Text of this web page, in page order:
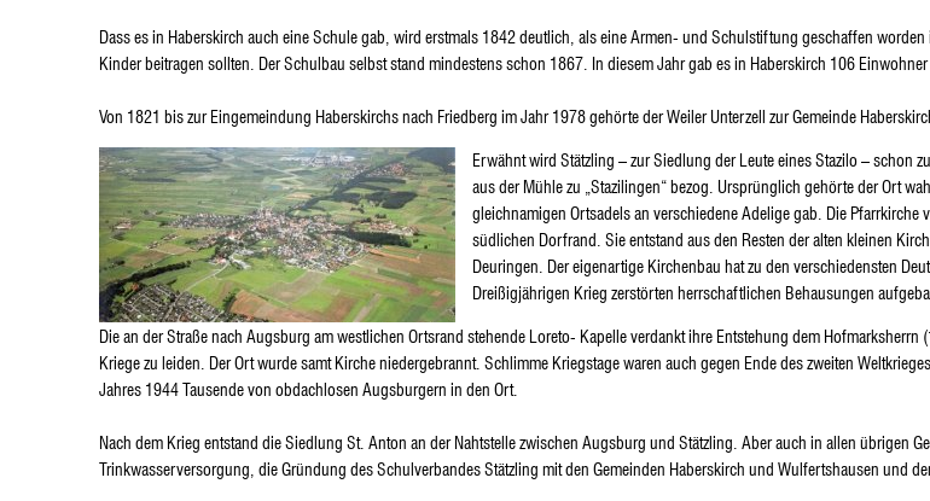
Dass es in Haberskirch auch eine Schule gab, wird erstmals 1842 deutlich, als eine Armen- und Schulstiftung geschaffen
Kinder beitragen sollten. Der Schulbau selbst stand mindestens schon 1867. In diesem Jahr gab es in Haberskirch 106 Einwohner
Von 1821 bis zur Eingemeindung Haberskirchs nach Friedberg im Jahr 1978 gehörte der Weiler Unterzell zur Gemeinde
Erwähnt wird Stätzling – zur Siedlung der Leute eines Stazilo –
aus der Mühle zu „Stazilingen“ bezog. Ursprünglich gehörte der Ort
gleichnamigen Ortsadels an verschiedene Adelige gab. Die
südlichen Dorfrand. Sie entstand aus den Resten der alten kleinen
Deuringen. Der eigenartige Kirchenbau hat zu den verschiedensten
Dreißigjährigen Krieg zerstörten herrschaftlichen Behausungen
Die an der Straße nach Augsburg am westlichen Ortsrand stehende Loreto- Kapelle verdankt ihre Entstehung dem
Kriege zu leiden. Der Ort wurde samt Kirche niedergebrannt. Schlimme Kriegstage waren auch gegen Ende des zweiten
Jahres 1944 Tausende von obdachlosen Augsburgern in den Ort.
Nach dem Krieg entstand die Siedlung St. Anton an der Nahtstelle zwischen Augsburg und Stätzling. Aber auch in allen übrigen
Trinkwasserversorgung, die Gründung des Schulverbandes Stätzling mit den Gemeinden Haberskirch und Wulfertshausen und